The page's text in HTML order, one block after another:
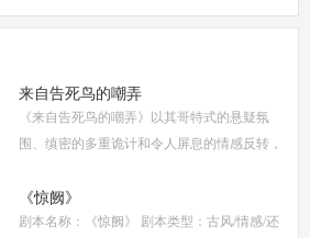
来自告死鸟的嘲弄
《来自告死鸟的嘲弄》以其哥特式的悬疑氛
围、缜密的多重诡计和令人屏息的情感反转，
南将从线索流程梳理、角色任务解析、核心诡
计拆
《惊阙》
剧本名称：《惊阙》 剧本类型：古风/情感/还